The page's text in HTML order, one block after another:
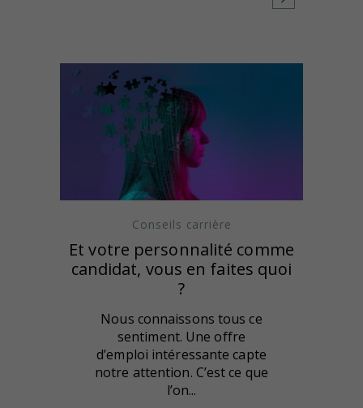
Conseils carrière
Et votre personnalité comme
candidat, vous en faites quoi
?
Nous connaissons tous ce
sentiment. Une offre
d’emploi intéressante capte
notre attention. C’est ce que
l’on...